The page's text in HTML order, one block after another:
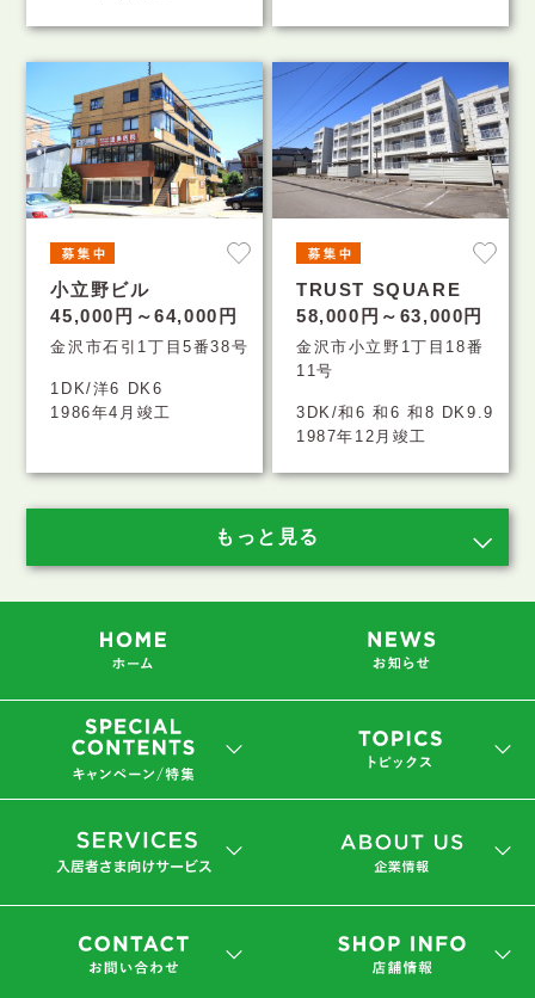
小立野ビル
45,000円～64,000円
金沢市石引1丁目5番38号
1DK/洋6 DK6
1986年4月竣工
TRUST SQUARE
58,000円～63,000円
金沢市小立野1丁目18番
11号
3DK/和6 和6 和8 DK9.9
1987年12月竣工